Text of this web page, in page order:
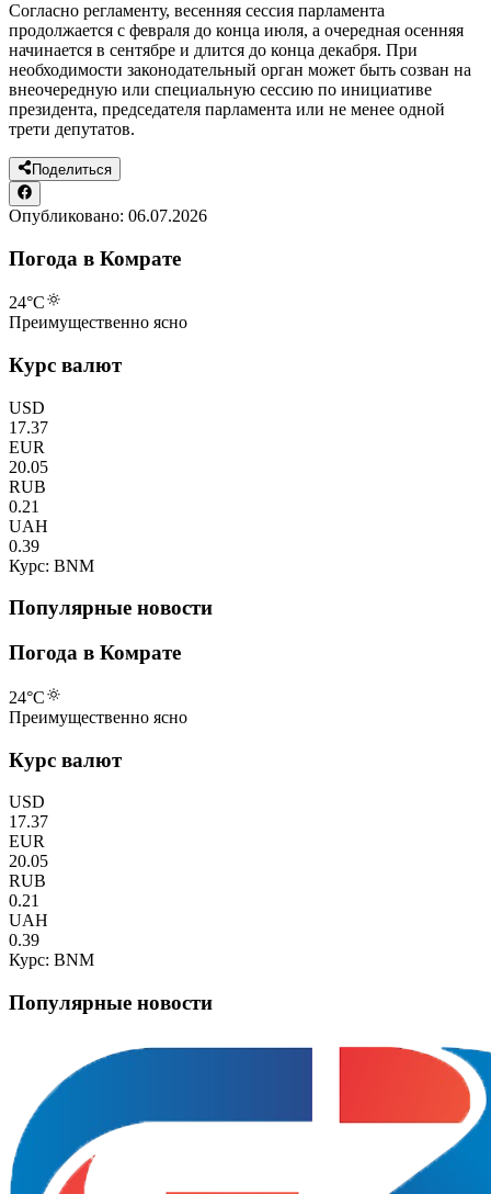
Согласно регламенту, весенняя сессия парламента
продолжается с февраля до конца июля, а очередная осенняя
начинается в сентябре и длится до конца декабря. При
необходимости законодательный орган может быть созван на
внеочередную или специальную сессию по инициативе
президента, председателя парламента или не менее одной
трети депутатов.
Поделиться
Опубликовано: 06.07.2026
Погода в Комрате
24°C
Преимущественно ясно
Курс валют
USD
17.37
EUR
20.05
RUB
0.21
UAH
0.39
Курс: BNM
Популярные новости
Погода в Комрате
24°C
Преимущественно ясно
Курс валют
USD
17.37
EUR
20.05
RUB
0.21
UAH
0.39
Курс: BNM
Популярные новости